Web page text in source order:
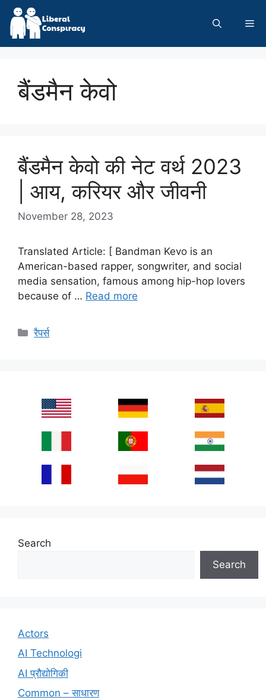
Skip
content
बैंडमैन केवो
बैंडमैन केवो की नेट वर्थ 2023
| आय, करियर और जीवनी
November 28, 2023
Translated Article: [ Bandman Kevo is an
American-based rapper, songwriter, and social
media sensation, famous among hip-hop lovers
because of … Read more
Categories
रैपर्स
Search
Search
Actors
AI Technologi
AI प्रौद्योगिकी
Common – साधारण